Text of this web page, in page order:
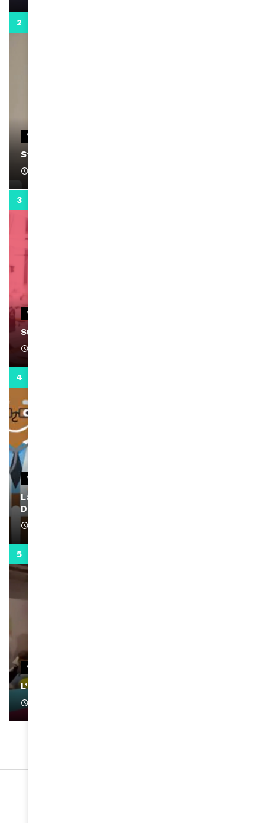
VIDEOS
Stacy passe un message
VIDEOS
Support Black Business Wee-kend
VIDEOS
La rubrique santé speciale coronavirus du
Docteur Makanda
VIDEOS
L’artiste Yoan s’exprime